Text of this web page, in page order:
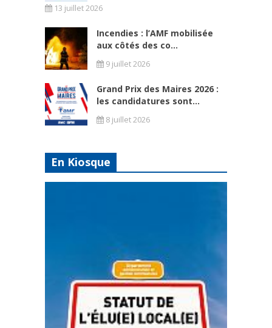
13 juillet 2026
Incendies : l’AMF mobilisée
aux côtés des co...
9 juillet 2026
Grand Prix des Maires 2026 :
les candidatures sont...
8 juillet 2026
En Kiosque